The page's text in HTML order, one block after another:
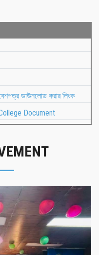
ডাউনলোড করার লিংক
Document